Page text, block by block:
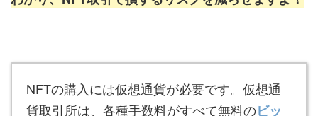
NFTの購入には仮想通貨が必要です。仮想通
貨取引所は、各種手数料がすべて無料のビッ